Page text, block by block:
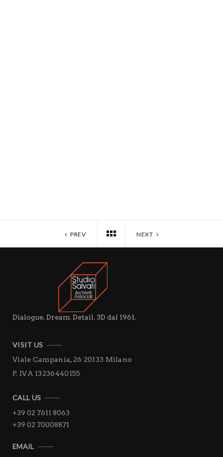
PREV NEXT
Dialogue. Dream. Detail. 3D dal 1961.
VISIT US
Viale Campania, 26 20133 Milano
P. IVA 13236440155
CALL US
+39 02 7611 8063
+39 02 70008871
EMAIL